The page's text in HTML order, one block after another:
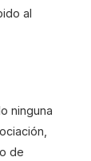
al
ninguna
de